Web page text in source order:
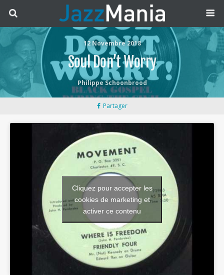
12 Novembre 2018
Soul Don’t Worry
Philippe Schoonbrood
Partager
Cliquez pour accepter les
cookies de marketing et
activer ce contenu